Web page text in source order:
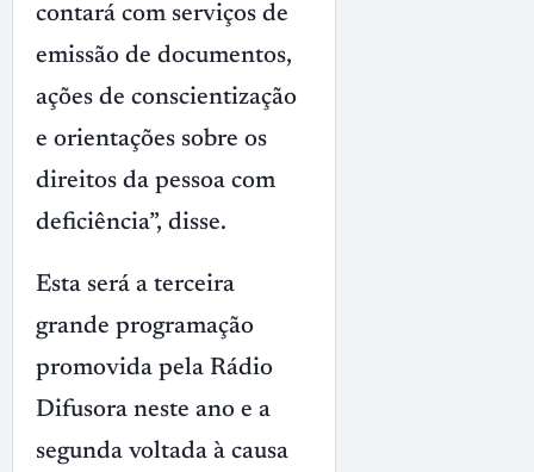
contará com serviços de
emissão de documentos,
ações de conscientização
e orientações sobre os
direitos da pessoa com
deficiência”, disse.
Esta será a terceira
grande programação
promovida pela Rádio
Difusora neste ano e a
segunda voltada à causa